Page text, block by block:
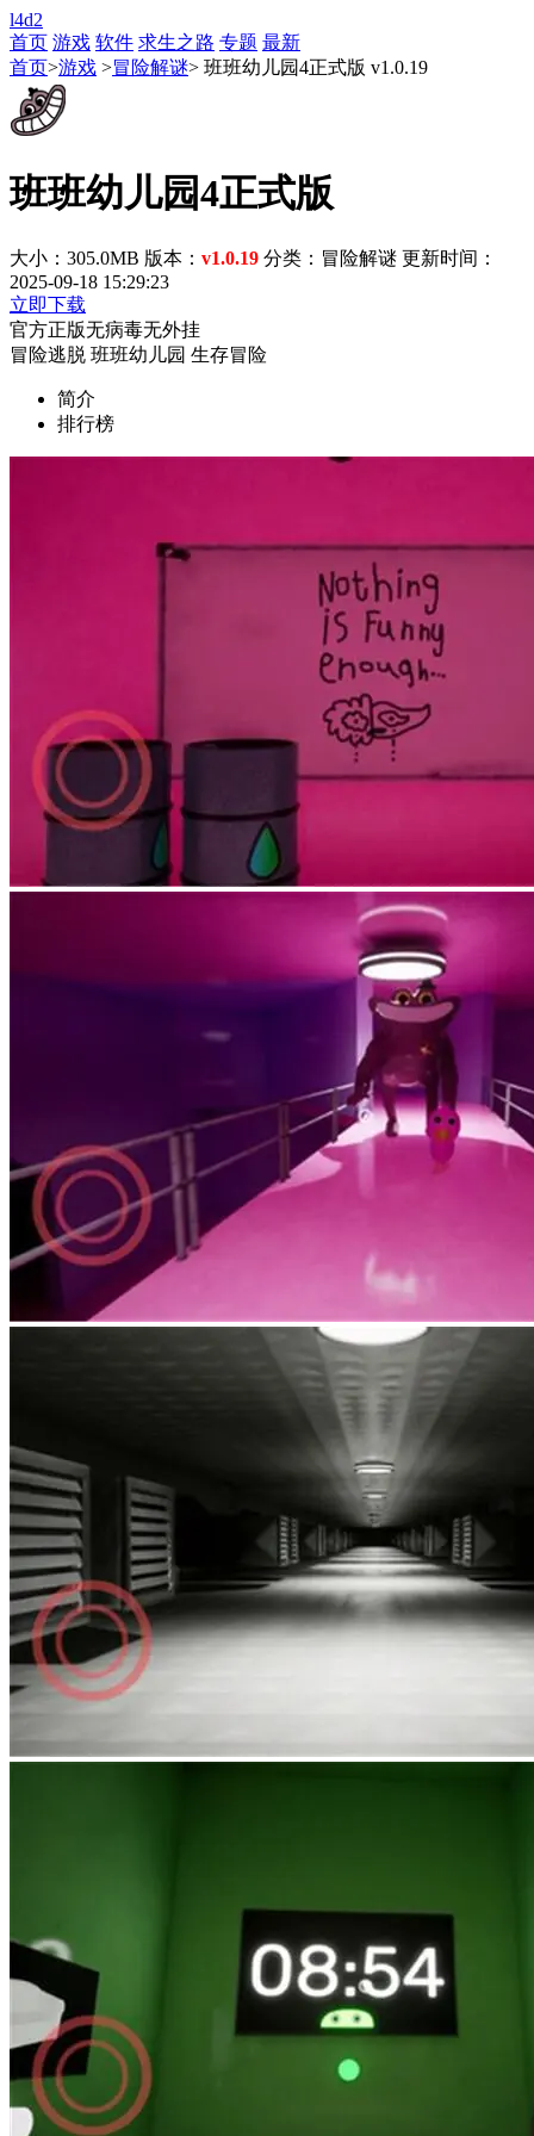
l4d2
首页 游戏 软件 求生之路 专题 最新
首页>游戏 >冒险解谜> 班班幼儿园4正式版 v1.0.19
班班幼儿园4正式版
大小：305.0MB 版本： v1.0.19 分类：冒险解谜 更新时间：
2025-09-18 15:29:23
立即下载
官方正版无病毒无外挂
冒险逃脱 班班幼儿园 生存冒险
简介
排行榜